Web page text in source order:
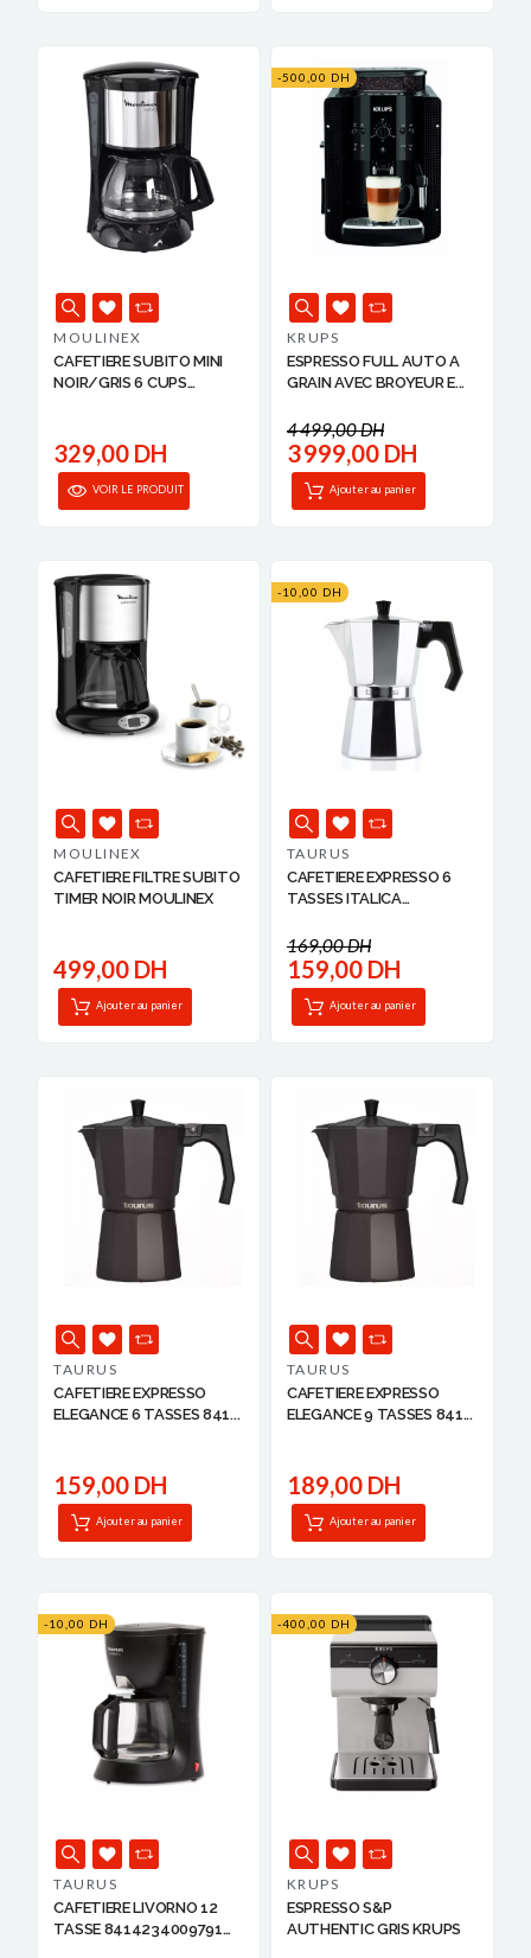
MOULINEX
CAFETIERE SUBITO MINI
NOIR/GRIS 6 CUPS
329,00 DH
VOIR LE PRODUIT
-500,00 DH
KRUPS
ESPRESSO FULL AUTO A
GRAIN AVEC BROYEUR E...
4 499,00 DH
3 999,00 DH
Ajouter au panier
MOULINEX
CAFETIERE FILTRE SUBITO
TIMER NOIR MOULINEX
499,00 DH
Ajouter au panier
-10,00 DH
TAURUS
CAFETIERE EXPRESSO 6
TASSES ITALICA
169,00 DH
159,00 DH
Ajouter au panier
TAURUS
CAFETIERE EXPRESSO
ELEGANCE 6 TASSES 841...
159,00 DH
Ajouter au panier
TAURUS
CAFETIERE EXPRESSO
ELEGANCE 9 TASSES 841...
189,00 DH
Ajouter au panier
-10,00 DH
TAURUS
CAFETIERE LIVORNO 12
TASSE 8414234009791
-400,00 DH
KRUPS
ESPRESSO S&P
AUTHENTIC GRIS KRUPS